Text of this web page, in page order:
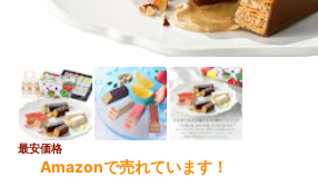
最安価格
Amazonで売れています！